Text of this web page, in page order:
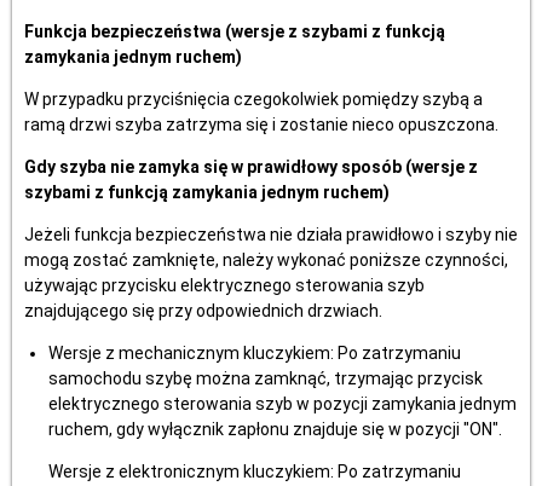
Funkcja bezpieczeństwa (wersje z szybami z funkcją
zamykania jednym ruchem)
W przypadku przyciśnięcia czegokolwiek pomiędzy szybą a
ramą drzwi szyba zatrzyma się i zostanie nieco opuszczona.
Gdy szyba nie zamyka się w prawidłowy sposób (wersje z
szybami z funkcją zamykania jednym ruchem)
Jeżeli funkcja bezpieczeństwa nie działa prawidłowo i szyby nie
mogą zostać zamknięte, należy wykonać poniższe czynności,
używając przycisku elektrycznego sterowania szyb
znajdującego się przy odpowiednich drzwiach.
Wersje z mechanicznym kluczykiem: Po zatrzymaniu
samochodu szybę można zamknąć, trzymając przycisk
elektrycznego sterowania szyb w pozycji zamykania jednym
ruchem, gdy wyłącznik zapłonu znajduje się w pozycji "ON".
Wersje z elektronicznym kluczykiem: Po zatrzymaniu